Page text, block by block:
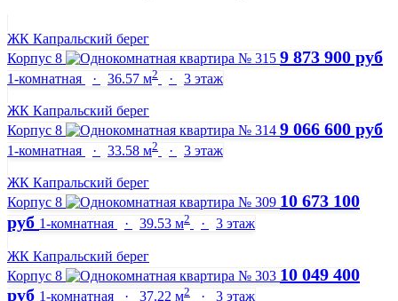
ЖК Капральский берег
Корпус 8
9 873 900 руб
1-комнатная · 36.57 м2 · 3 этаж
ЖК Капральский берег
Корпус 8
9 066 600 руб
1-комнатная · 33.58 м2 · 3 этаж
ЖК Капральский берег
Корпус 8
10 673 100
руб 1-комнатная · 39.53 м2 · 3 этаж
ЖК Капральский берег
Корпус 8
10 049 400
руб 1-комнатная · 37.22 м2 · 3 этаж